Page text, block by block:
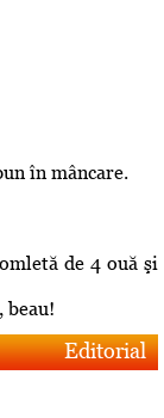
în mâncare.
de 4 ouă şi
beau!
Editorial